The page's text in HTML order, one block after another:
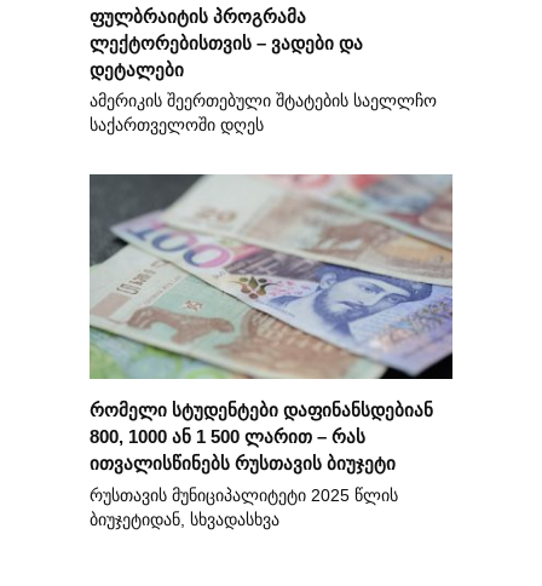
ფულბრაიტის პროგრამა
ლექტორებისთვის – ვადები და
დეტალები
ამერიკის შეერთებული შტატების საელლჩო
საქართველოში დღეს
რომელი სტუდენტები დაფინანსდებიან
800, 1000 ან 1 500 ლარით – რას
ითვალისწინებს რუსთავის ბიუჯეტი
რუსთავის მუნიციპალიტეტი 2025 წლის
ბიუჯეტიდან, სხვადასხვა